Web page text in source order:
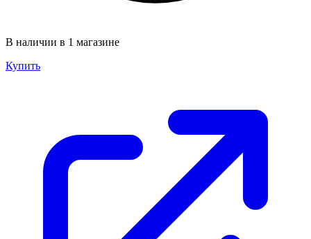
В наличии в 1 магазине
Купить